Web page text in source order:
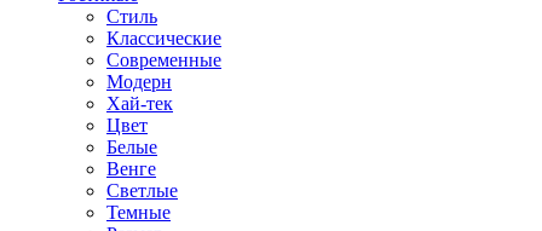
Стиль
Классические
Современные
Модерн
Хай-тек
Цвет
Белые
Венге
Светлые
Темные